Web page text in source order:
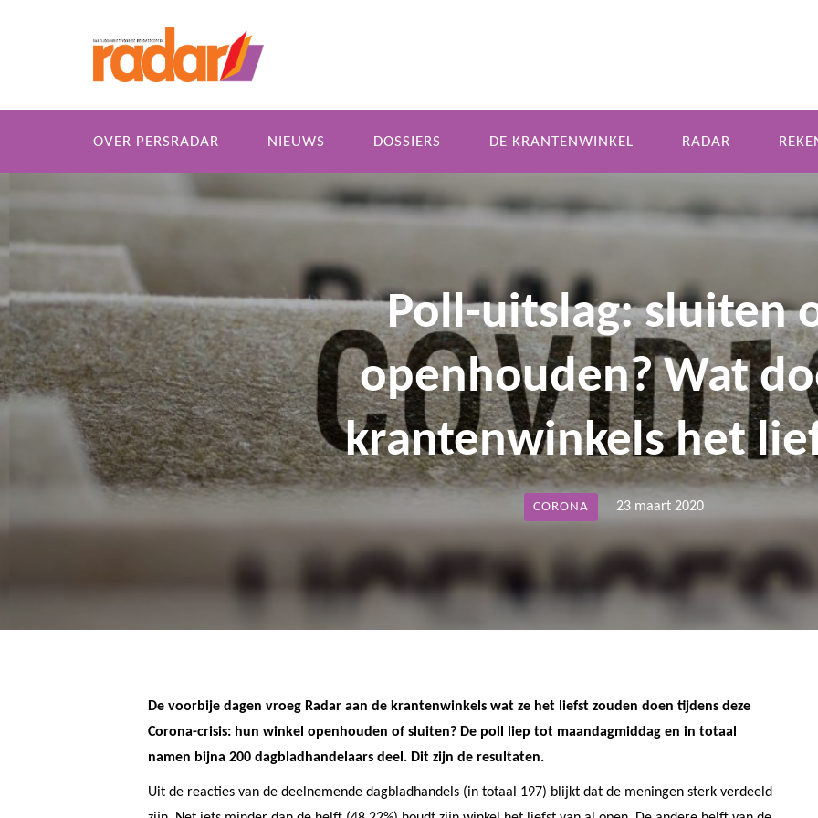
OVER PERSRADAR NIEUWS DOSSIERS DE KRANTENWINKEL RADAR
Poll-uitslag: sluiten
openhouden? Wat
krantenwinkels het
CORONA 23 maart 2020
De voorbije dagen vroeg Radar aan de krantenwinkels wat ze het liefst zouden doen tijdens deze
Corona-crisis: hun winkel openhouden of sluiten? De poll liep tot maandagmiddag en in totaal
namen bijna 200 dagbladhandelaars deel. Dit zijn de resultaten.
Uit de reacties van de deelnemende dagbladhandels (in totaal 197) blijkt dat de meningen sterk verdeeld